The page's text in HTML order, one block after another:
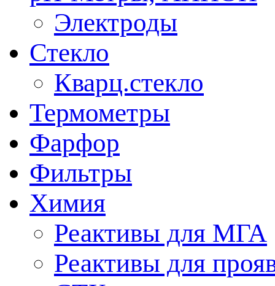
Электроды
Стекло
Кварц.стекло
Термометры
Фарфор
Фильтры
Химия
Реактивы для МГА
Реактивы для